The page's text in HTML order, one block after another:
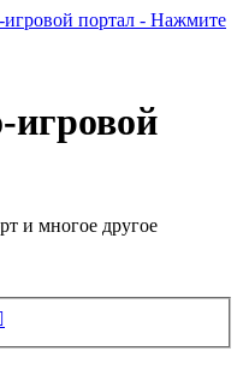
портал - Нажмите
и многое другое